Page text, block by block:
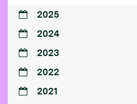
2025
2024
2023
2022
2021